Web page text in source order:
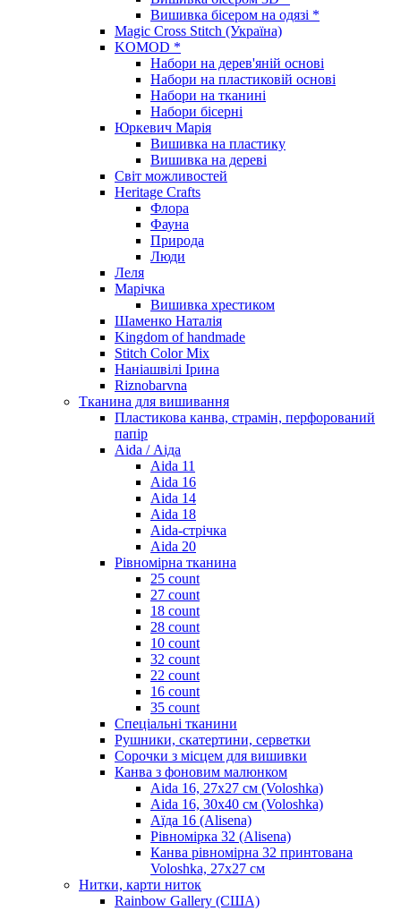
Вишивка бісером на одязі *
Magic Cross Stitch (Україна)
KOMOD *
Набори на дерев'яній основі
Набори на пластиковій основі
Набори на тканині
Набори бісерні
Юркевич Марія
Вишивка на пластику
Вишивка на дереві
Світ можливостей
Heritage Crafts
Флора
Фауна
Природа
Люди
Леля
Марічка
Вишивка хрестиком
Шаменко Наталія
Kingdom of handmade
Stitch Color Mix
Наніашвілі Ірина
Riznobarvna
Тканина для вишивання
Пластикова канва, страмін, перфорований
папір
Aida / Аіда
Aida 11
Aida 16
Aida 14
Aida 18
Aida-стрічка
Aida 20
Рівномірна тканина
25 count
27 count
18 count
28 count
10 count
32 count
22 count
16 count
35 count
Спеціальні тканини
Рушники, скатертини, серветки
Сорочки з місцем для вишивки
Канва з фоновим малюнком
Aida 16, 27х27 см (Voloshka)
Aida 16, 30х40 см (Voloshka)
Аїда 16 (Alisena)
Рівномірка 32 (Alisena)
Канва рівномірна 32 принтована
Voloshka, 27х27 см
Нитки, карти ниток
Rainbow Gallery (США)